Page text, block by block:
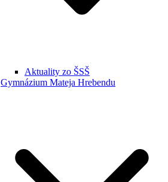
Aktuality zo ŠSŠ
Gymnázium Mateja Hrebendu